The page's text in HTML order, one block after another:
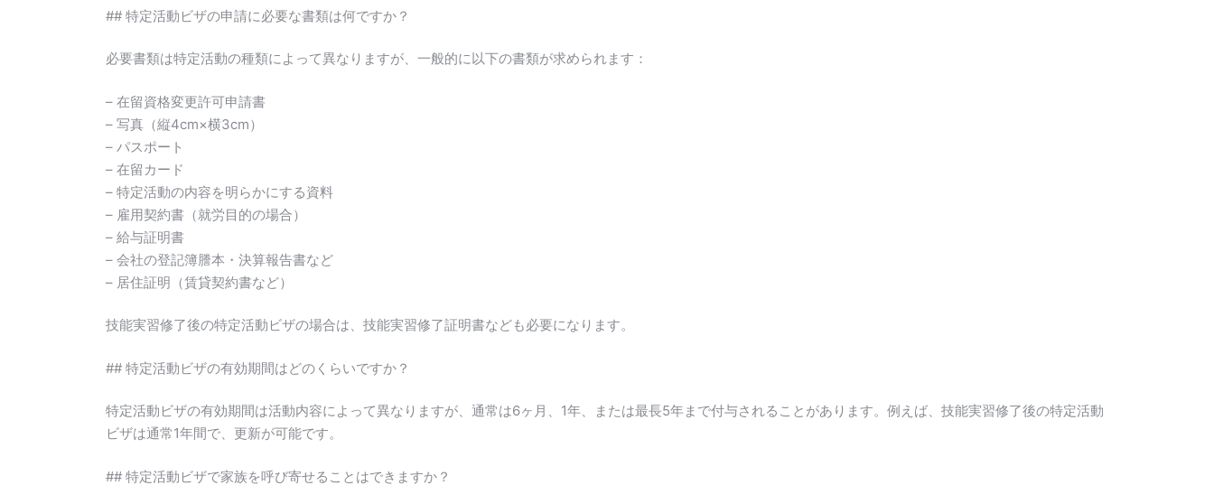
## 特定活動ビザの申請に必要な書類は何ですか？
必要書類は特定活動の種類によって異なりますが、一般的に以下の書類が求められます：
– 在留資格変更許可申請書
– 写真（縦4cm×横3cm）
– パスポート
– 在留カード
– 特定活動の内容を明らかにする資料
– 雇用契約書（就労目的の場合）
– 給与証明書
– 会社の登記簿謄本・決算報告書など
– 居住証明（賃貸契約書など）
技能実習修了後の特定活動ビザの場合は、技能実習修了証明書なども必要になります。
## 特定活動ビザの有効期間はどのくらいですか？
特定活動ビザの有効期間は活動内容によって異なりますが、通常は6ヶ月、1年、または最長5年まで付与されることがあります。例えば、技能実習修了後の特定活動
ビザは通常1年間で、更新が可能です。
## 特定活動ビザで家族を呼び寄せることはできますか？